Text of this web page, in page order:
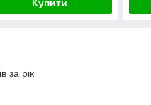
Купити
за рік